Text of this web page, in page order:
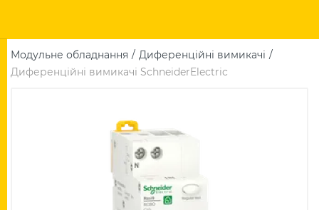
Модульне обладнання
Диференційні вимикачі
Диференційні вимикачі SchneiderElectric